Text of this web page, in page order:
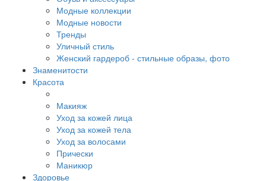
Модные коллекции
Модные новости
Тренды
Уличный стиль
Женский гардероб - стильные образы, фото
Знаменитости
Красота
Макияж
Уход за кожей лица
Уход за кожей тела
Уход за волосами
Прически
Маникюр
Здоровье